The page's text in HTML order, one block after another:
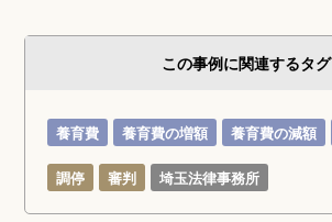
この事例に関連するタグ
養育費 養育費の増額 養育費の減額
調停 審判 埼玉法律事務所